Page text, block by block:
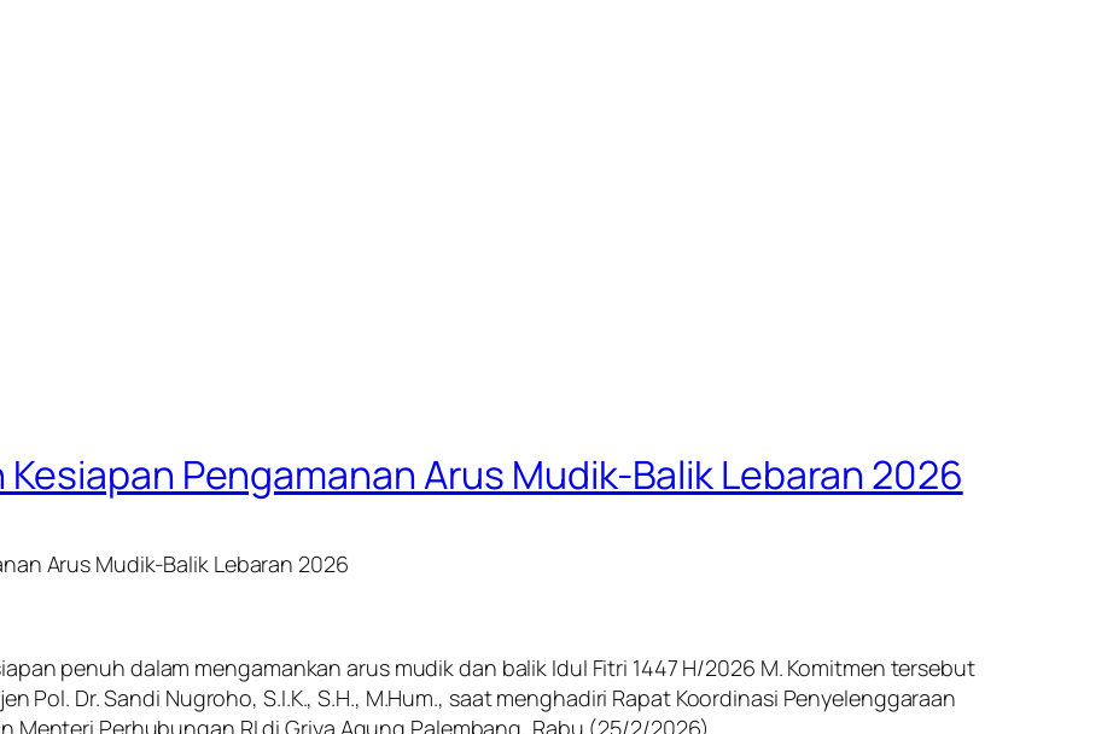
Pengamanan Arus Mudik-Balik Lebaran 2026
Arus Mudik-Balik Lebaran 2026
penuh dalam mengamankan arus mudik dan balik Idul Fitri 1447 H/2026 M. Komitmen tersebut
Pol. Dr. Sandi Nugroho, S.I.K., S.H., M.Hum., saat menghadiri Rapat Koordinasi Penyelenggaraan